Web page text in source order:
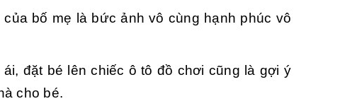
bố mẹ là bức ảnh vô cùng hạnh phúc vô
đặt bé lên chiếc ô tô đồ chơi cũng là gợi ý
cho bé.